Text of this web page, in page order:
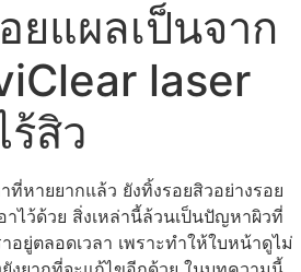
ยแผลเป็นจาก
laser
สิว
ที่หายยากแล้ว ยังทิ้งรอยสิวอย่างรอย
าไว้ด้วย สิ่งเหล่านี้ล้วนเป็นปัญหาผิวที่
ยู่ตลอดเวลา เพราะทำให้ใบหน้าดูไม่